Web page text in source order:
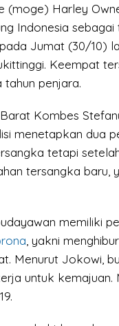
(moge) Harley
Indonesia
Jumat (30/10)
Keempat
penjara.
Kombes
menetapkan dua
tetapi
tersangka baru,
memiliki
, yakni
Menurut Jokowi,
untuk kemajuan.